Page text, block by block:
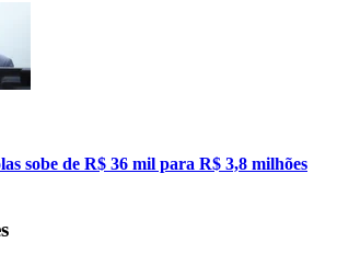
sobe de R$ 36 mil para R$ 3,8 milhões